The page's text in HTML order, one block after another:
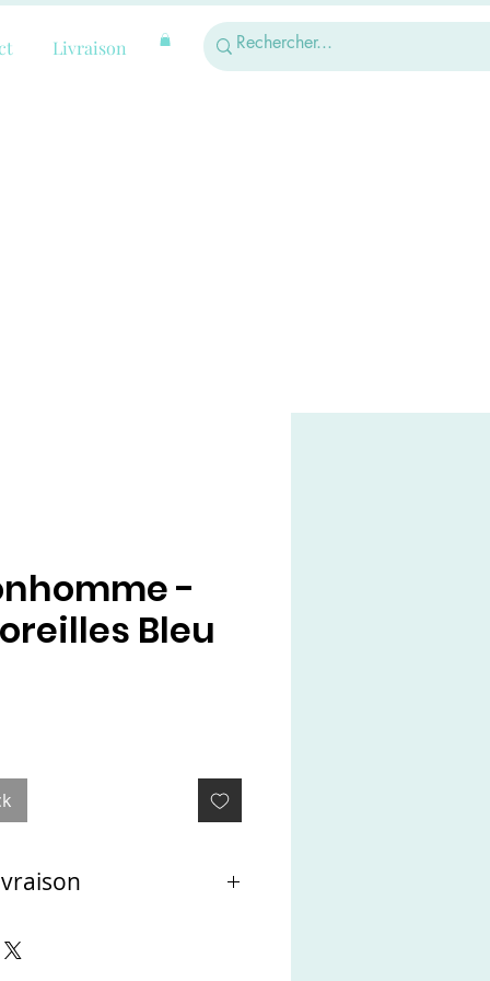
Livraison
-
Bleu
à l'atelier de